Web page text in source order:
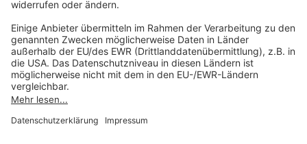
Impressum
Datenschutz